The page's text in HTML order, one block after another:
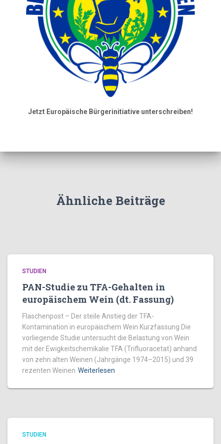
Jetzt Europäische Bürgerinitiative unterschreiben!
Ähnliche Beiträge
STUDIEN
PAN-Studie zu TFA-Gehalten in
europäischem Wein (dt. Fassung)
Flaschenpost – Der steile Anstieg der TFA-
Kontamination in europäischem Wein Kurzfassung Die
vorliegende Studie untersucht die Belastung von Wein
mit der Ewigkeitschemikalie TFA (Trifluoracetat) anhand
von zehn alten Weinen (Jahrgänge 1974–2015) und 39
rezenten Weinen Weiterlesen
STUDIEN